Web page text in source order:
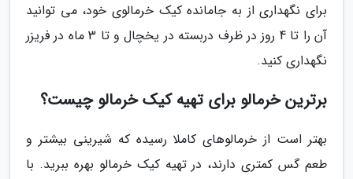
برای نگهداری از به جامانده کیک خرمالوی خود، می توانید
آن را تا 4 روز در ظرف دربسته در یخچال و تا 3 ماه در فریزر
نگهداری کنید.
برترین خرمالو برای تهیه کیک خرمالو چیست؟
بهتر است از خرمالوهای کاملا رسیده که شیرینی بیشتر و
طعم گس کمتری دارند، در تهیه کیک خرمالو بهره ببرید. با